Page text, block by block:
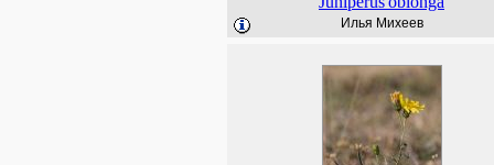
Илья Михеев